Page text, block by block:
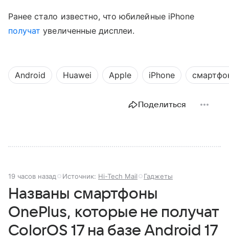
Ранее стало известно, что юбилейные iPhone
получат увеличенные дисплеи.
Android Huawei Apple iPhone
Поделиться
19 часов назад Источник: Hi-Tech Mail Гаджеты
Названы смартфоны
OnePlus, которые не получат
ColorOS 17 на базе Android 17